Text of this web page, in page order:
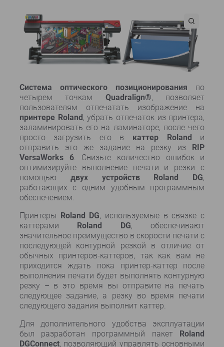
Система оптического позиционирования по
четырем точкам Quadralign®, позволяет
пользователям отпечатать изображение на
принтере Roland, убрать отпечаток из принтера,
заламинировать его на ламинаторе, после чего
просто загрузить его в каттер Roland и
отправить это же задание на резку из RIP
VersaWorks 6. Снизьте количество ошибок и
оптимизируйте выполнение печати и резки с
помощью двух устройств Roland DG,
работающих с одним удобным программным
обеспечением.
Принтеры Roland DG, используемые в связке с
каттерами Roland DG, обеспечивают
значительное преимущество в скорости печати с
последующей контурной резкой в отличие от
обычных принтеров-каттеров, так как вам не
приходится ждать пока принтер-каттер после
выполнения печати будет выполнять контурную
резку – в это время вы отправите на печать
следующее задание, а резку во время печати
следующего задания выполнит каттер.
Для дополнительного удобства эксплуатации
был разработан программный пакет Roland
DGConnect, позволяющий управлять основными